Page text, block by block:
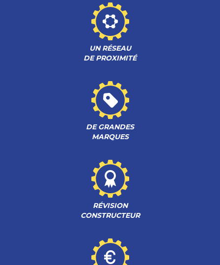
UN RÉSEAU
DE PROXIMITÉ
DE GRANDES
MARQUES
RÉVISION
CONSTRUCTEUR